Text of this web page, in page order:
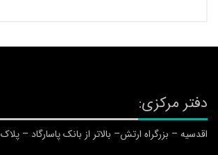
دفتر مرکزی:
اقدسیه – بزرگراه ارتش– بالاتر از بانک پاسارگاد – پلاک 115